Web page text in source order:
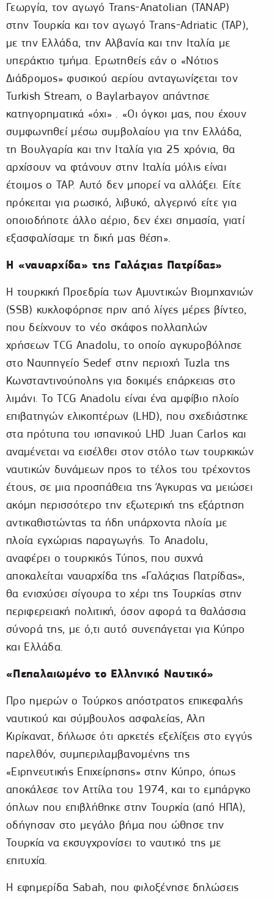
Γεωργία, τον αγωγό Trans-Anatolian (TANAP)
στην Τουρκία και τον αγωγό Trans-Adriatic (TAP),
με την Ελλάδα, την Αλβανία και την Ιταλία με
υπεράκτιο τμήμα. Ερωτηθείς εάν ο «Νότιος
Διάδρομος» φυσικού αερίου ανταγωνίζεται τον
Turkish Stream, ο Baylarbayov απάντησε
κατηγορηματικά «όχι» . «Οι όγκοι μας, που έχουν
συμφωνηθεί μέσω συμβολαίου για την Ελλάδα,
τη Βουλγαρία και την Ιταλία για 25 χρόνια, θα
αρχίσουν να φτάνουν στην Ιταλία μόλις είναι
έτοιμος ο TAP. Αυτό δεν μπορεί να αλλάξει. Είτε
πρόκειται για ρωσικό, λιβυκό, αλγερινό είτε για
οποιοδήποτε άλλο αέριο, δεν έχει σημασία, γιατί
εξασφαλίσαμε τη δική μας θέση».
Η «ναυαρχίδα» της Γαλάζιας Πατρίδας»
H τουρκική Προεδρία των Αμυντικών Βιομηχανιών
(SSB) κυκλοφόρησε πριν από λίγες μέρες βίντεο,
που δείχνουν το νέο σκάφος πολλαπλών
χρήσεων TCG Anadolu, το οποίο αγκυροβόλησε
στο Ναυπηγείο Sedef στην περιοχή Tuzla της
Κωνσταντινούπολης για δοκιμές επάρκειας στο
λιμάνι. Το TCG Anadolu είναι ένα αμφίβιο πλοίο
επιβατηγών ελικοπτέρων (LHD), που σχεδιάστηκε
στα πρότυπα του ισπανικού LHD Juan Carlos και
αναμένεται να εισέλθει στον στόλο των τουρκικών
ναυτικών δυνάμεων προς το τέλος του τρέχοντος
έτους, σε μια προσπάθεια της Άγκυρας να μειώσει
ακόμη περισσότερο την εξωτερική της εξάρτηση
αντικαθιστώντας τα ήδη υπάρχοντα πλοία με
πλοία εγχώριας παραγωγής. Το Anadolu,
αναφέρει ο τουρκικός Τύπος, που συχνά
αποκαλείται ναυαρχίδα της «Γαλάζιας Πατρίδας»,
θα ενισχύσει σίγουρα το χέρι της Τουρκίας στην
περιφερειακή πολιτική, όσον αφορά τα θαλάσσια
σύνορά της, με ό,τι αυτό συνεπάγεται για Κύπρο
και Ελλάδα.
«Πεπαλαιωμένο το Ελληνικό Ναυτικό»
Προ ημερών ο Τούρκος απόστρατος επικεφαλής
ναυτικού και σύμβουλος ασφαλείας, Αλπ
Κιρίκανατ, δήλωσε ότι αρκετές εξελίξεις στο εγγύς
παρελθόν, συμπεριλαμβανομένης της
«Ειρηνευτικής Επιχείρησης» στην Κύπρο, όπως
αποκάλεσε τον Αττίλα του 1974, και το εμπάργκο
όπλων που επιβλήθηκε στην Τουρκία (από ΗΠΑ),
οδήγησαν στο μεγάλο βήμα που ώθησε την
Τουρκία να εκσυγχρονίσει το ναυτικό της με
επιτυχία.
Η εφημερίδα Sabah, που φιλοξένησε δηλώσεις